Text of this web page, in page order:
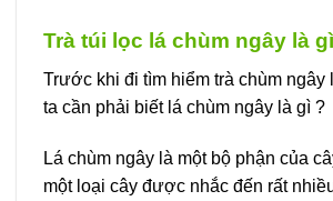
Trà túi lọc lá chùm ngây là
Trước khi đi tìm hiểm trà chùm ngây
ta cần phải biết lá chùm ngây là gì ?
Lá chùm ngây là một bộ phận của
một loại cây được nhắc đến rất